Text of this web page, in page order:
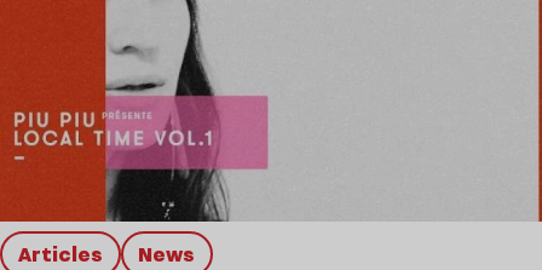
Articles news